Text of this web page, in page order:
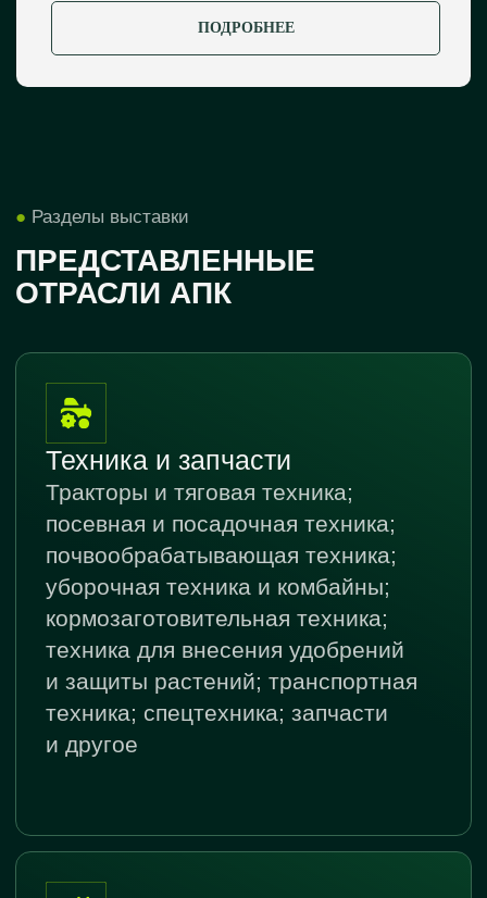
ПОДРОБНЕЕ
Малые формы
хозяйствования
Образование и наука
Агрохолдинги, агропроизводители